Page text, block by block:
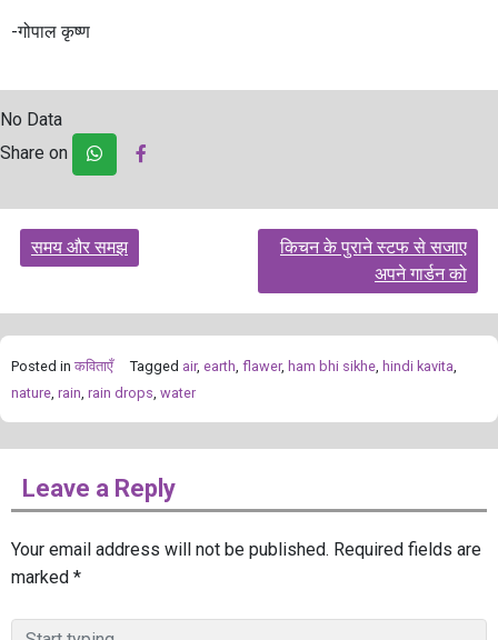
-गोपाल कृष्ण
No Data
Share on
Post
navigation
समय और समझ
किचन के पुराने स्टफ से सजाए
अपने गार्डन को
Posted in कविताएँ Tagged air, earth flawer, ham bhi sikhe hindi kavita
nature rain rain drops water
Leave a Reply
Your email address will not be published. Required fields are
marked *